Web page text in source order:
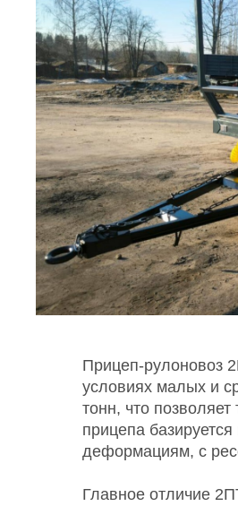
Прицеп-рулоновоз
условиях малых и
тонн, что
прицепа
деформациям, с
Главное отличие